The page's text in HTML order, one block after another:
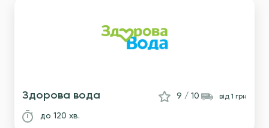
Здорова вода вiд 1 грн
до 120 хв.
9 / 10